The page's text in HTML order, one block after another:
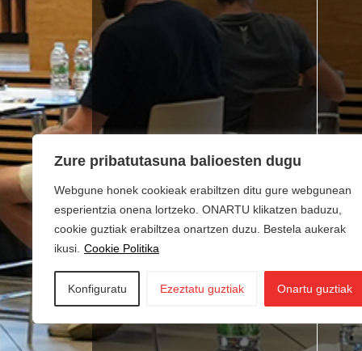
Zure pribatutasuna balioesten dugu
Webgune honek cookieak erabiltzen ditu gure webgunean
esperientzia onena lortzeko. ONARTU klikatzen baduzu,
cookie guztiak erabiltzea onartzen duzu. Bestela aukerak
ikusi. Cookie Politika
Konfiguratu Ezeztatu guztiak Onartu guztiak